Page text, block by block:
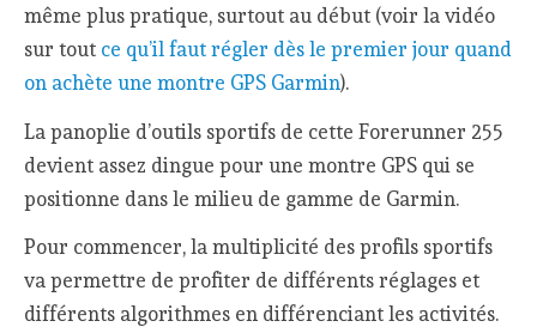
même plus pratique, surtout au début (voir la vidéo
sur tout ce qu’il faut régler dès le premier jour quand
on achète une montre GPS Garmin).
La panoplie d’outils sportifs de cette Forerunner 255
devient assez dingue pour une montre GPS qui se
positionne dans le milieu de gamme de Garmin.
Pour commencer, la multiplicité des profils sportifs
va permettre de profiter de différents réglages et
différents algorithmes en différenciant les activités.